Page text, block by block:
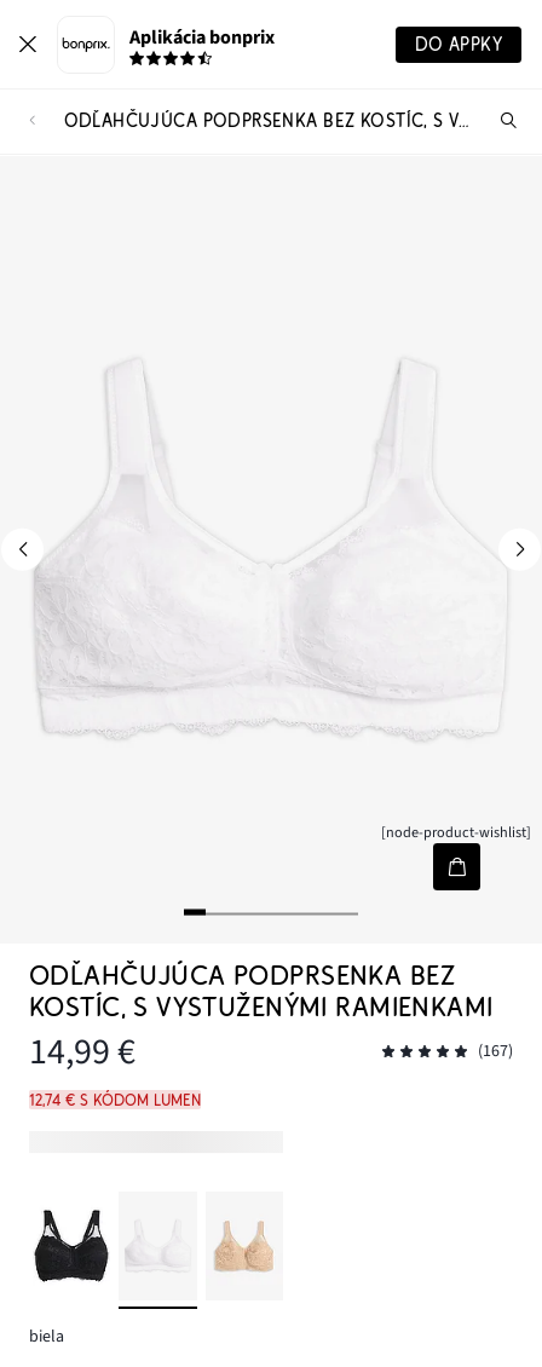
Aplikácia bonprix DO APPKY
ODĽAHČUJÚCA PODPRSENKA BEZ KOSTÍC, S VYSTUŽENÝMI RAMIENKAMI
[node-product-wishlist]
ODĽAHČUJÚCA PODPRSENKA BEZ
KOSTÍC, S VYSTUŽENÝMI RAMIENKAMI
14,99 € (167)
12,74 € s kódom LUMEN
biela